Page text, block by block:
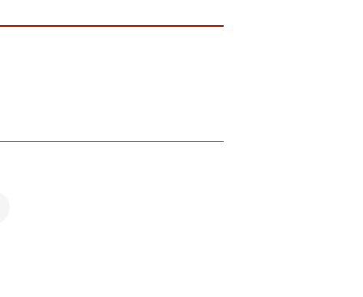
ソリューション Allied SecureWAN